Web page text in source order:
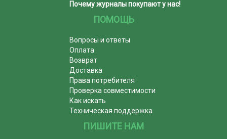
Почему журналы покупают у нас!
ПОМОЩЬ
Вопросы и ответы
Оплата
Возврат
Доставка
Права потребителя
Проверка совместимости
Как искать
Техническая поддержка
ПИШИТЕ НАМ